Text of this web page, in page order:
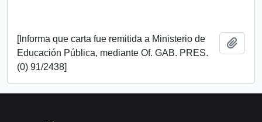
[Informa que carta fue remitida a Ministerio de
Educación Pública, mediante Of. GAB. PRES.
(0) 91/2438]